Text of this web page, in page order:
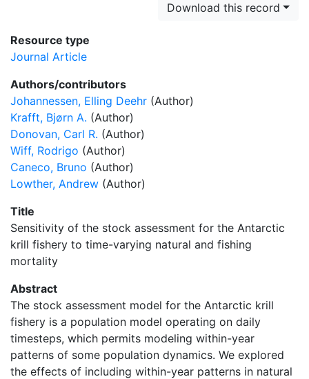
Download this record
Resource type
Journal Article
Authors/contributors
Johannessen, Elling Deehr (Author)
Krafft, Bjørn A. (Author)
Donovan, Carl R. (Author)
Wiff, Rodrigo (Author)
Caneco, Bruno (Author)
Lowther, Andrew (Author)
Title
Sensitivity of the stock assessment for the Antarctic
krill fishery to time-varying natural and fishing
mortality
Abstract
The stock assessment model for the Antarctic krill
fishery is a population model operating on daily
timesteps, which permits modeling within-year
patterns of some population dynamics. We explored
the effects of including within-year patterns in natural